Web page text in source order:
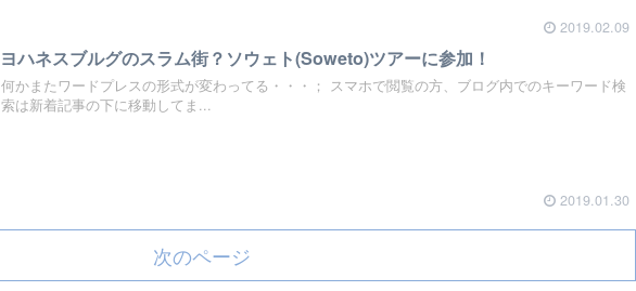
2019.02.09
ヨハネスブルグのスラム街？ソウェト(Soweto)ツアーに参加！
何かまたワードプレスの形式が変わってる・・・； スマホで閲覧の方、ブログ内でのキーワード検
索は新着記事の下に移動してま...
2019.01.30
次のページ